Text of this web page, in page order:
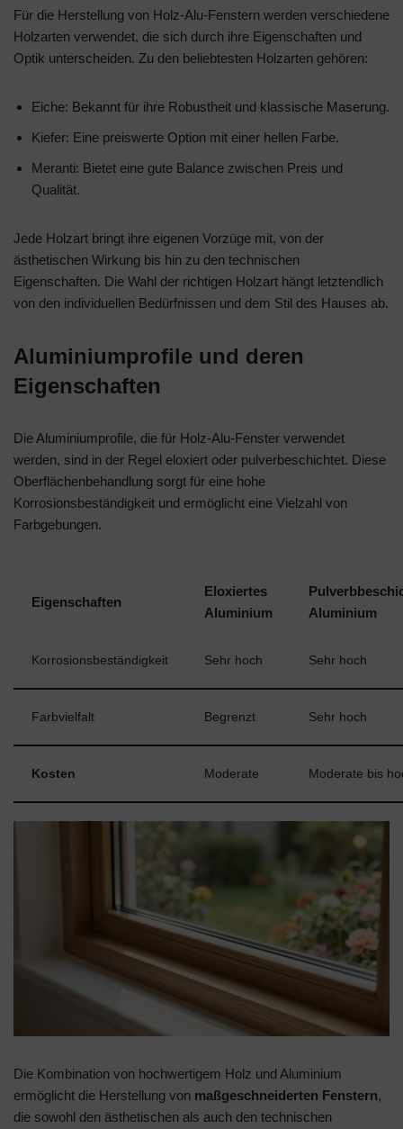
Für die Herstellung von Holz-Alu-Fenstern werden verschiedene
Holzarten verwendet, die sich durch ihre Eigenschaften und
Optik unterscheiden. Zu den beliebtesten Holzarten gehören:
Eiche: Bekannt für ihre Robustheit und klassische Maserung.
Kiefer: Eine preiswerte Option mit einer hellen Farbe.
Meranti: Bietet eine gute Balance zwischen Preis und
Qualität.
Jede Holzart bringt ihre eigenen Vorzüge mit, von der
ästhetischen Wirkung bis hin zu den technischen
Eigenschaften. Die Wahl der richtigen Holzart hängt letztendlich
von den individuellen Bedürfnissen und dem Stil des Hauses ab.
Aluminiumprofile und deren
Eigenschaften
Die Aluminiumprofile, die für Holz-Alu-Fenster verwendet
werden, sind in der Regel eloxiert oder pulverbeschichtet. Diese
Oberflächenbehandlung sorgt für eine hohe
Korrosionsbeständigkeit und ermöglicht eine Vielzahl von
Farbgebungen.
Eigenschaften
Eloxiertes
Aluminium
Aluminium
Korrosionsbeständigkeit Sehr hoch Sehr hoch
Farbvielfalt Begrenzt Sehr hoch
Kosten Moderate Moderate bis
Die Kombination von hochwertigem Holz und Aluminium
ermöglicht die Herstellung von maßgeschneiderten Fenstern,
die sowohl den ästhetischen als auch den technischen